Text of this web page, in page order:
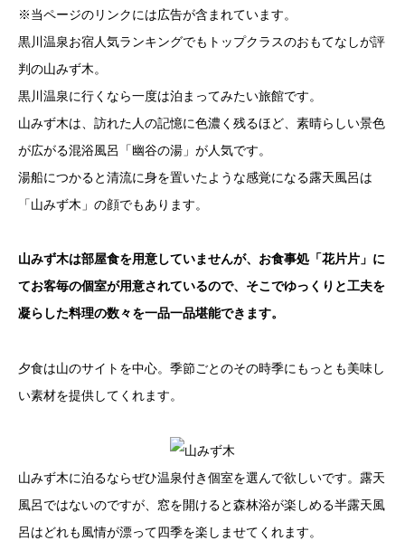
※当ページのリンクには広告が含まれています。
黒川温泉お宿人気ランキングでもトップクラスのおもてなしが評
判の山みず木。
黒川温泉に行くなら一度は泊まってみたい旅館です。
山みず木は、訪れた人の記憶に色濃く残るほど、素晴らしい景色
が広がる混浴風呂「幽谷の湯」が人気です。
湯船につかると清流に身を置いたような感覚になる露天風呂は
「山みず木」の顔でもあります。
山みず木は部屋食を用意していませんが、お食事処「花片片」に
てお客毎の個室が用意されているので、そこでゆっくりと工夫を
凝らした料理の数々を一品一品堪能できます。
夕食は山のサイトを中心。季節ごとのその時季にもっとも美味し
い素材を提供してくれます。
山みず木に泊るならぜひ温泉付き個室を選んで欲しいです。露天
風呂ではないのですが、窓を開けると森林浴が楽しめる半露天風
呂はどれも風情が漂って四季を楽しませてくれます。